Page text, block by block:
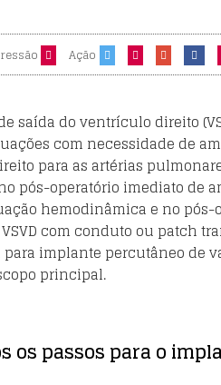
Ação
saída do ventrículo direito
com necessidade de
para as artérias
pós-operatório imediato de
hemodinâmica e no pós-
com conduto ou patch
para implante percutâneo de
principal.
os passos para o